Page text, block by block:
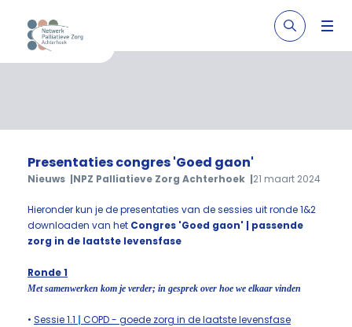
Presentaties congres 'Goed gaon'
Nieuws NPZ Palliatieve Zorg Achterhoek 21 maart 2024
Hieronder kun je de presentaties van de sessies uit ronde 1&2
downloaden van het Congres 'Goed gaon' | passende
zorg in de laatste levensfase
Ronde 1
Met samenwerken kom je verder; in gesprek over hoe we elkaar vinden
• Sessie 1.1 | COPD - goede zorg in de laatste levensfase